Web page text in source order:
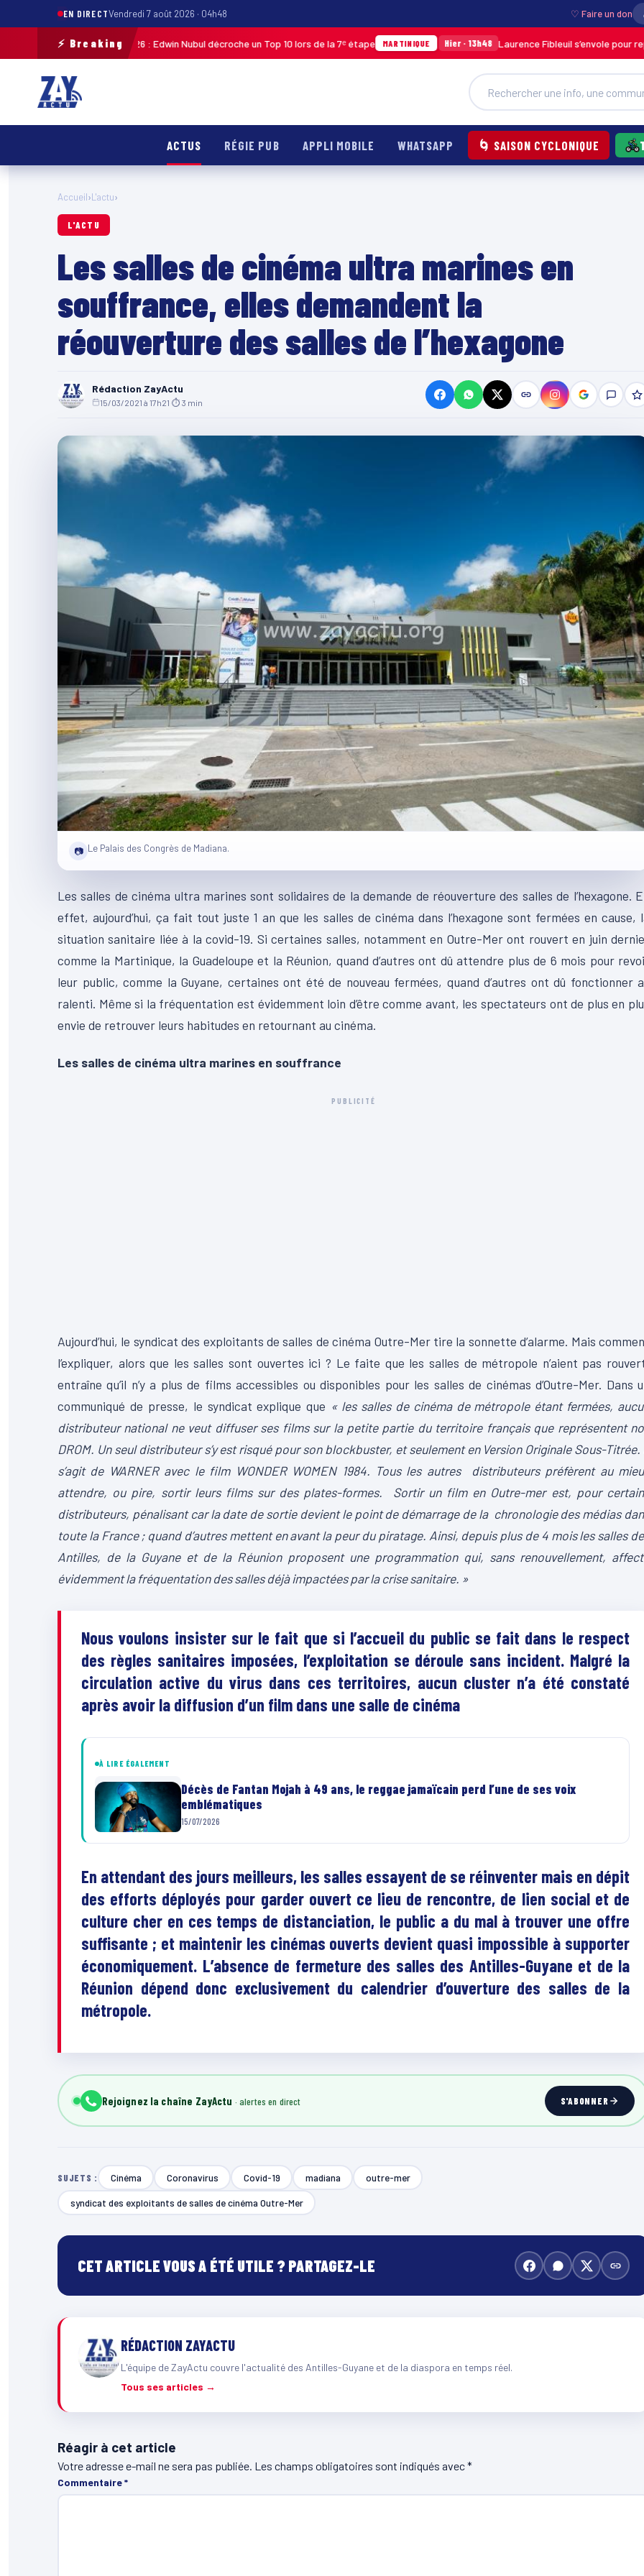
EN DIRECTVendredi 7 août 2026 · 04h48 ♡ Faire un don
⚡ Breaking
Guadeloupe 2026 : Edwin Nubul décroche un Top 10 lors de la 7ᵉ étape MARTINIQUE Hier · 13h48 Laurence Fibleuil s’envole pour représenter
ACTUS RÉGIE PUB APPLI MOBILE WHATSAPP 🌀 SAISON CYCLONIQUE
Accueil›L'actu›
L'ACTU
Les salles de cinéma ultra marines en
souffrance, elles demandent la
réouverture des salles de l’hexagone
Rédaction ZayActu
15/03/2021 à 17h21 ⏱ 3 min
📷 Le Palais des Congrès de Madiana.
Les salles de cinéma ultra marines sont solidaires de la demande de réouverture des salles de l’hexagone.
effet, aujourd’hui, ça fait tout juste 1 an que les salles de cinéma dans l’hexagone sont fermées en cause,
situation sanitaire liée à la covid-19. Si certaines salles, notamment en Outre-Mer ont rouvert en juin
comme la Martinique, la Guadeloupe et la Réunion, quand d’autres ont dû attendre plus de 6 mois pour
leur public, comme la Guyane, certaines ont été de nouveau fermées, quand d’autres ont dû fonctionner
ralenti. Même si la fréquentation est évidemment loin d’être comme avant, les spectateurs ont de plus en
envie de retrouver leurs habitudes en retournant au cinéma.
Les salles de cinéma ultra marines en souffrance
PUBLICITÉ
Aujourd’hui, le syndicat des exploitants de salles de cinéma Outre-Mer tire la sonnette d’alarme. Mais
l’expliquer, alors que les salles sont ouvertes ici ? Le faite que les salles de métropole n’aient pas
entraîne qu’il n’y a plus de films accessibles ou disponibles pour les salles de cinémas d’Outre-Mer. Dans
communiqué de presse, le syndicat explique que « les salles de cinéma de métropole étant fermées,
distributeur national ne veut diffuser ses films sur la petite partie du territoire français que représentent
DROM. Un seul distributeur s’y est risqué pour son blockbuster, et seulement en Version Originale Sous-Titrée.
s’agit de WARNER avec le film WONDER WOMEN 1984. Tous les autres distributeurs préfèrent au
attendre, ou pire, sortir leurs films sur des plates-formes. Sortir un film en Outre-mer est, pour
distributeurs, pénalisant car la date de sortie devient le point de démarrage de la chronologie des médias
toute la France ; quand d’autres mettent en avant la peur du piratage. Ainsi, depuis plus de 4 mois les salles
Antilles, de la Guyane et de la Réunion proposent une programmation qui, sans renouvellement,
évidemment la fréquentation des salles déjà impactées par la crise sanitaire. »
Nous voulons insister sur le fait que si l’accueil du public se fait dans le respect
des règles sanitaires imposées, l’exploitation se déroule sans incident. Malgré la
circulation active du virus dans ces territoires, aucun cluster n’a été constaté
après avoir la diffusion d’un film dans une salle de cinéma
À LIRE ÉGALEMENT
Décès de Fantan Mojah à 49 ans, le reggae jamaïcain perd l’une de ses voix
emblématiques
15/07/2026
En attendant des jours meilleurs, les salles essayent de se réinventer mais en dépit
des efforts déployés pour garder ouvert ce lieu de rencontre, de lien social et de
culture cher en ces temps de distanciation, le public a du mal à trouver une offre
suffisante ; et maintenir les cinémas ouverts devient quasi impossible à supporter
économiquement. L’absence de fermeture des salles des Antilles-Guyane et de la
Réunion dépend donc exclusivement du calendrier d’ouverture des salles de la
métropole.
Rejoignez la chaîne ZayActu S'ABONNER
SUJETS : Cinéma Coronavirus Covid-19 madiana outre-mer
syndicat des exploitants de salles de cinéma Outre-Mer
CET ARTICLE VOUS A ÉTÉ UTILE ? PARTAGEZ-LE
RÉDACTION ZAYACTU
L'équipe de ZayActu couvre l'actualité des Antilles-Guyane et de la diaspora en temps réel.
Tous ses articles →
Réagir à cet article
Votre adresse e-mail ne sera pas publiée. Les champs obligatoires sont indiqués avec*
Commentaire*